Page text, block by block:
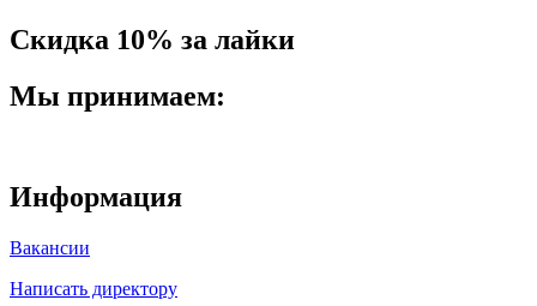
Скидка 10% за лайки
Мы принимаем:
Информация
Вакансии
Написать директору